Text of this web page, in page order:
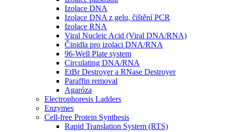
Izolace DNA
Izolace DNA z gelu, čištění PCR
Izolace RNA
Viral Nucleic Acid (Viral DNA/RNA)
Činidla pro izolaci DNA/RNA
96-Well Plate system
Circulating DNA/RNA
EtBr Destroyer a RNase Destroyer
Paraffin removal
Agaróza
Electrophoresis Ladders
Enzymes
Cell-free Protein Synthesis
Rapid Translation System (RTS)